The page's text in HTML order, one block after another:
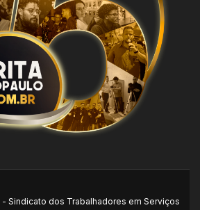
- Sindicato dos Trabalhadores em Serviços